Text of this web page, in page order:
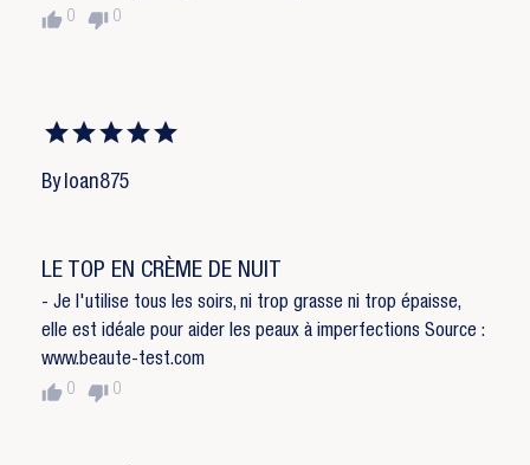
thumb_up 0 thumb_down 0
By loan875
LE TOP EN CRÈME DE NUIT
- Je l'utilise tous les soirs, ni trop grasse ni trop épaisse,
elle est idéale pour aider les peaux à imperfections Source :
www.beaute-test.com
thumb_up 0 thumb_down 0